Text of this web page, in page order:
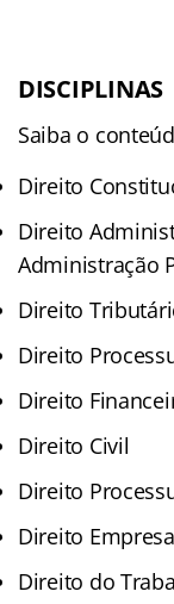
DISCIPLINAS
Saiba o
Direito
Direito
Administração
Direito
Direito
Direito
Direito Civil
Direito
Direito
Direito do